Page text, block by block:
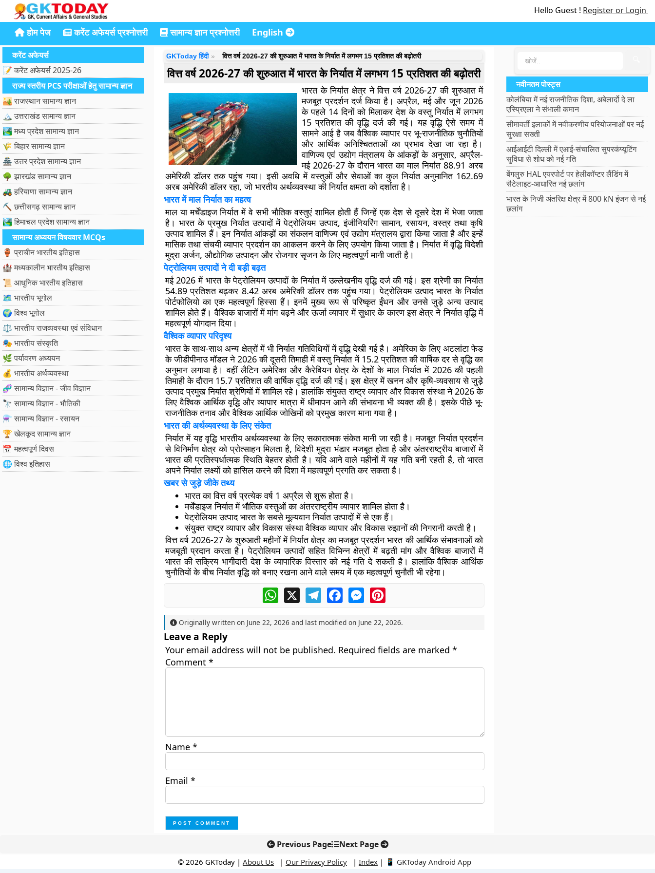
Hello Guest ! Register or Login
होम पेज करेंट अफेयर्स प्रश्नोत्तरी सामान्य ज्ञान प्रश्नोत्तरी English
करेंट अफेयर्स
📝 करेंट अफेयर्स 2025-26
राज्य स्तरीय PCS परीक्षाओं हेतु सामान्य ज्ञान
🏜️ राजस्थान सामान्य ज्ञान
🏔️ उत्तराखंड सामान्य ज्ञान
🏞️ मध्य प्रदेश सामान्य ज्ञान
🌾 बिहार सामान्य ज्ञान
🏯 उत्तर प्रदेश सामान्य ज्ञान
🌳 झारखंड सामान्य ज्ञान
🚜 हरियाणा सामान्य ज्ञान
⛏️ छत्तीसगढ़ सामान्य ज्ञान
🏞️ हिमाचल प्रदेश सामान्य ज्ञान
सामान्य अध्ययन विषयवार MCQs
🏺 प्राचीन भारतीय इतिहास
🏰 मध्यकालीन भारतीय इतिहास
📜 आधुनिक भारतीय इतिहास
🗺️ भारतीय भूगोल
🌍 विश्व भूगोल
⚖️ भारतीय राजव्यवस्था एवं संविधान
🎭 भारतीय संस्कृति
🌿 पर्यावरण अध्ययन
💰 भारतीय अर्थव्यवस्था
🧬 सामान्य विज्ञान - जीव विज्ञान
🔭 सामान्य विज्ञान - भौतिकी
⚗️ सामान्य विज्ञान - रसायन
🏆 खेलकूद सामान्य ज्ञान
📅 महत्वपूर्ण दिवस
🌐 विश्व इतिहास
GKToday हिंदी वित्त वर्ष 2026-27 की शुरुआत में भारत के निर्यात में लगभग 15 प्रतिशत की बढ़ोतरी
वित्त वर्ष 2026-27 की शुरुआत में भारत के निर्यात में लगभग 15 प्रतिशत की बढ़ोतरी
भारत के निर्यात क्षेत्र ने वित्त वर्ष 2026-27 की शुरुआत में
मजबूत प्रदर्शन दर्ज किया है। अप्रैल, मई और जून 2026
के पहले 14 दिनों को मिलाकर देश के वस्तु निर्यात में लगभग
15 प्रतिशत की वृद्धि दर्ज की गई। यह वृद्धि ऐसे समय में
सामने आई है जब वैश्विक व्यापार पर भू-राजनीतिक चुनौतियों
और आर्थिक अनिश्चितताओं का प्रभाव देखा जा रहा है।
वाणिज्य एवं उद्योग मंत्रालय के आंकड़ों के अनुसार, अप्रैल-
मई 2026-27 के दौरान भारत का माल निर्यात 88.91 अरब
अमेरिकी डॉलर तक पहुंच गया। इसी अवधि में वस्तुओं और सेवाओं का कुल निर्यात अनुमानित 162.69
अरब अमेरिकी डॉलर रहा, जो भारतीय अर्थव्यवस्था की निर्यात क्षमता को दर्शाता है।
भारत में माल निर्यात का महत्व
माल या मर्चेंडाइज निर्यात में वे सभी भौतिक वस्तुएं शामिल होती हैं जिन्हें एक देश से दूसरे देश में भेजा जाता
है। भारत के प्रमुख निर्यात उत्पादों में पेट्रोलियम उत्पाद, इंजीनियरिंग सामान, रसायन, वस्त्र तथा कृषि
उत्पाद शामिल हैं। इन निर्यात आंकड़ों का संकलन वाणिज्य एवं उद्योग मंत्रालय द्वारा किया जाता है और इन्हें
मासिक तथा संचयी व्यापार प्रदर्शन का आकलन करने के लिए उपयोग किया जाता है। निर्यात में वृद्धि विदेशी
मुद्रा अर्जन, औद्योगिक उत्पादन और रोजगार सृजन के लिए महत्वपूर्ण मानी जाती है।
पेट्रोलियम उत्पादों ने दी बड़ी बढ़त
मई 2026 में भारत के पेट्रोलियम उत्पादों के निर्यात में उल्लेखनीय वृद्धि दर्ज की गई। इस श्रेणी का निर्यात
54.89 प्रतिशत बढ़कर 8.42 अरब अमेरिकी डॉलर तक पहुंच गया। पेट्रोलियम उत्पाद भारत के निर्यात
पोर्टफोलियो का एक महत्वपूर्ण हिस्सा हैं। इनमें मुख्य रूप से परिष्कृत ईंधन और उनसे जुड़े अन्य उत्पाद
शामिल होते हैं। वैश्विक बाजारों में मांग बढ़ने और ऊर्जा व्यापार में सुधार के कारण इस क्षेत्र ने निर्यात वृद्धि में
महत्वपूर्ण योगदान दिया।
वैश्विक व्यापार परिदृश्य
भारत के साथ-साथ अन्य क्षेत्रों में भी निर्यात गतिविधियों में वृद्धि देखी गई है। अमेरिका के लिए अटलांटा फेड
के जीडीपीनाउ मॉडल ने 2026 की दूसरी तिमाही में वस्तु निर्यात में 15.2 प्रतिशत की वार्षिक दर से वृद्धि का
अनुमान लगाया है। वहीं लैटिन अमेरिका और कैरेबियन क्षेत्र के देशों के माल निर्यात में 2026 की पहली
तिमाही के दौरान 15.7 प्रतिशत की वार्षिक वृद्धि दर्ज की गई। इस क्षेत्र में खनन और कृषि-व्यवसाय से जुड़े
उत्पाद प्रमुख निर्यात श्रेणियों में शामिल रहे। हालांकि संयुक्त राष्ट्र व्यापार और विकास संस्था ने 2026 के
लिए वैश्विक आर्थिक वृद्धि और व्यापार मात्रा में धीमापन आने की संभावना भी व्यक्त की है। इसके पीछे भू-
राजनीतिक तनाव और वैश्विक आर्थिक जोखिमों को प्रमुख कारण माना गया है।
भारत की अर्थव्यवस्था के लिए संकेत
निर्यात में यह वृद्धि भारतीय अर्थव्यवस्था के लिए सकारात्मक संकेत मानी जा रही है। मजबूत निर्यात प्रदर्शन
से विनिर्माण क्षेत्र को प्रोत्साहन मिलता है, विदेशी मुद्रा भंडार मजबूत होता है और अंतरराष्ट्रीय बाजारों में
भारत की प्रतिस्पर्धात्मक स्थिति बेहतर होती है। यदि आने वाले महीनों में यह गति बनी रहती है, तो भारत
अपने निर्यात लक्ष्यों को हासिल करने की दिशा में महत्वपूर्ण प्रगति कर सकता है।
खबर से जुड़े जीके तथ्य
भारत का वित्त वर्ष प्रत्येक वर्ष 1 अप्रैल से शुरू होता है।
मर्चेंडाइज निर्यात में भौतिक वस्तुओं का अंतरराष्ट्रीय व्यापार शामिल होता है।
पेट्रोलियम उत्पाद भारत के सबसे मूल्यवान निर्यात उत्पादों में से एक हैं।
संयुक्त राष्ट्र व्यापार और विकास संस्था वैश्विक व्यापार और विकास रुझानों की निगरानी करती है।
वित्त वर्ष 2026-27 के शुरुआती महीनों में निर्यात क्षेत्र का मजबूत प्रदर्शन भारत की आर्थिक संभावनाओं को
मजबूती प्रदान करता है। पेट्रोलियम उत्पादों सहित विभिन्न क्षेत्रों में बढ़ती मांग और वैश्विक बाजारों में
भारत की सक्रिय भागीदारी देश के व्यापारिक विस्तार को नई गति दे सकती है। हालांकि वैश्विक आर्थिक
चुनौतियों के बीच निर्यात वृद्धि को बनाए रखना आने वाले समय में एक महत्वपूर्ण चुनौती भी रहेगा।
WhatsApp
X TelegramFacebookMessengerPinterest
Originally written on June 22, 2026 and last modified on June 22, 2026.
Leave a Reply
Your email address will not be published. Required fields are marked *
Comment *
Name *
Email *
नवीनतम पोस्ट्स
कोलंबिया में नई राजनीतिक दिशा, अबेलार्दो दे ला
एस्प्रिएला ने संभाली कमान
सीमावर्ती इलाकों में नवीकरणीय परियोजनाओं पर नई
सुरक्षा सख्ती
आईआईटी दिल्ली में एआई-संचालित सुपरकंप्यूटिंग
सुविधा से शोध को नई गति
बेंगलुरु HAL एयरपोर्ट पर हेलीकॉप्टर लैंडिंग में
सैटेलाइट-आधारित नई छलांग
भारत के निजी अंतरिक्ष क्षेत्र में 800 kN इंजन से नई
छलांग
Previous Page Next Page
© 2026 GKToday | About Us | Our Privacy Policy | Index | 📱 GKToday Android App